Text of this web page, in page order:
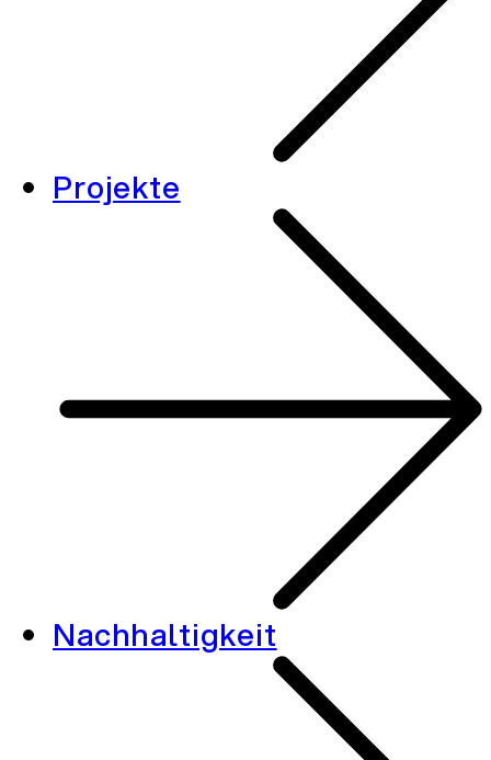
Projekte
Nachhaltigkeit